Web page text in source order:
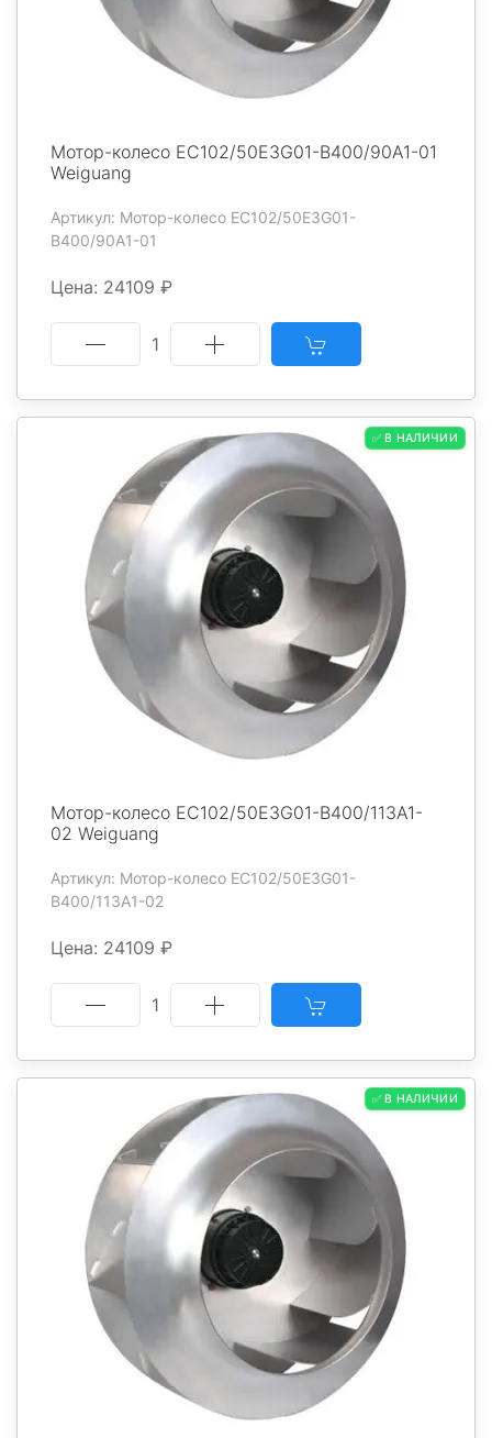
Мотор-колесо EC102/50E3G01-B400/90A1-01
Weiguang
Артикул: Мотор-колесо EC102/50E3G01-
B400/90A1-01
Цена: 24109 ₽
1
✅ В НАЛИЧИИ
Мотор-колесо EC102/50E3G01-B400/113A1-
02 Weiguang
Артикул: Мотор-колесо EC102/50E3G01-
B400/113A1-02
Цена: 24109 ₽
1
✅ В НАЛИЧИИ